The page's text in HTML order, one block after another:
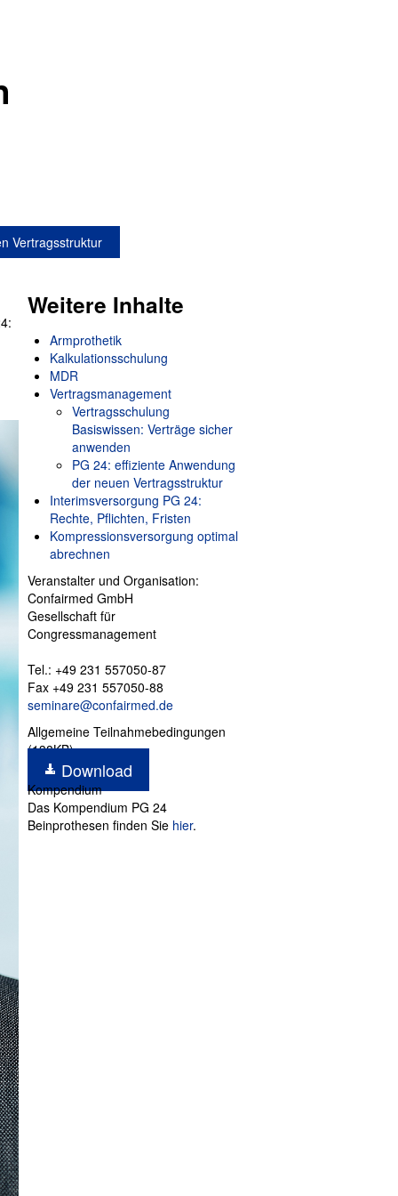
Vertragsstruktur
Weitere Inhalte
Armprothetik
Kalkulationsschulung
MDR
Vertragsmanagement
Vertragsschulung
Basiswissen: Verträge sicher
anwenden
PG 24: effiziente Anwendung
der neuen Vertragsstruktur
Interimsversorgung PG 24:
Rechte, Pflichten, Fristen
Kompressionsversorgung optimal
abrechnen
Veranstalter und Organisation:
Confairmed GmbH
Gesellschaft für
Congressmanagement
Tel.: +49 231 557050-87
Fax +49 231 557050-88
seminare@confairmed.de
Allgemeine Teilnahmebedingungen
(138KB)
Download
Kompendium
Das Kompendium PG 24
Beinprothesen finden Sie hier.